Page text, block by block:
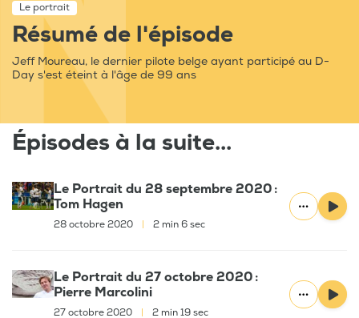
Le portrait
Résumé de l'épisode
Jeff Moureau, le dernier pilote belge ayant participé au D-
Day s'est éteint à l'âge de 99 ans
Épisodes à la suite...
Le Portrait du 28 septembre 2020 :
Tom Hagen
28 octobre 2020 2 min 6 sec
Le Portrait du 27 octobre 2020 :
Pierre Marcolini
27 octobre 2020 2 min 19 sec